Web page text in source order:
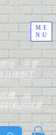
油，主要
及模型工
機、油
材料的供應
ME
NU